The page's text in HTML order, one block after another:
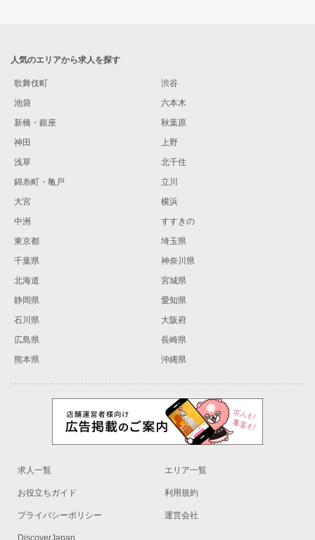
人気のエリアから求人を探す
歌舞伎町
渋谷
池袋
六本木
新橋・銀座
秋葉原
神田
上野
浅草
北千住
錦糸町・亀戸
立川
大宮
横浜
中洲
すすきの
東京都
埼玉県
千葉県
神奈川県
北海道
宮城県
静岡県
愛知県
石川県
大阪府
広島県
長崎県
熊本県
沖縄県
求人一覧 エリア一覧
お役立ちガイド 利用規約
プライバシーポリシー 運営会社
DiscoverJapan